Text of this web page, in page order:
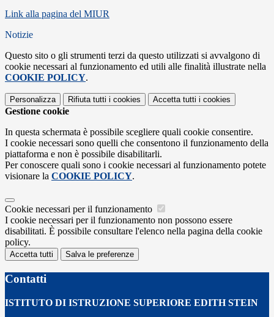
Link alla pagina del MIUR
Notizie
Questo sito o gli strumenti terzi da questo utilizzati si avvalgono di
cookie necessari al funzionamento ed utili alle finalità illustrate nella
COOKIE POLICY.
Personalizza Rifiuta tutti i cookies Accetta tutti i cookies
Gestione cookie
In questa schermata è possibile scegliere quali cookie consentire.
I cookie necessari sono quelli che consentono il funzionamento della
piattaforma e non è possibile disabilitarli.
Per conoscere quali sono i cookie necessari al funzionamento potete
visionare la COOKIE POLICY.
Cookie necessari per il funzionamento
I cookie necessari per il funzionamento non possono essere
disabilitati. È possibile consultare l'elenco nella pagina della cookie
policy.
Accetta tutti Salva le preferenze
Contatti
ISTITUTO DI ISTRUZIONE SUPERIORE EDITH STEIN